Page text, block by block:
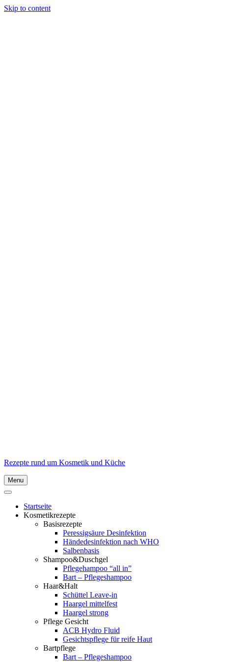
Skip to content
Rezepte rund um Kosmetik und Küche
Menu
Startseite
Kosmetikrezepte
Basisrezepte
Peressigsäure Desinfektion
Händedesinfektion nach WHO
Salbenbasis
Shampoo&Duschgel
Pflegehampoo “all in”
Bart – Pflegeshampoo
Haar&Halt
Schüttel Leave-in
Haargel mittelfest
Haargel strong
Pflege Gesicht
ACB Hydro Fluid
Gesichtspflege für reife Haut
Bartpflege
Bart – Pflegeshampoo